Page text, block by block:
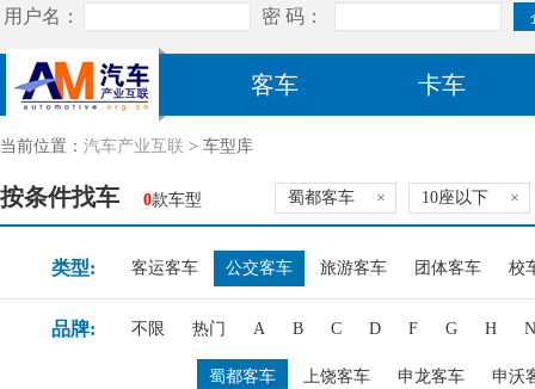
客车 卡车
当前位置： 汽车产业互联 > 车型库
按条件找车 0款车型 蜀都客车 × 10座以下 ×
类型: 客运客车 公交客车 旅游客车 团体客车 校
品牌: 不限 热门 A B C D F G H N
蜀都客车 上饶客车 申龙客车 申沃